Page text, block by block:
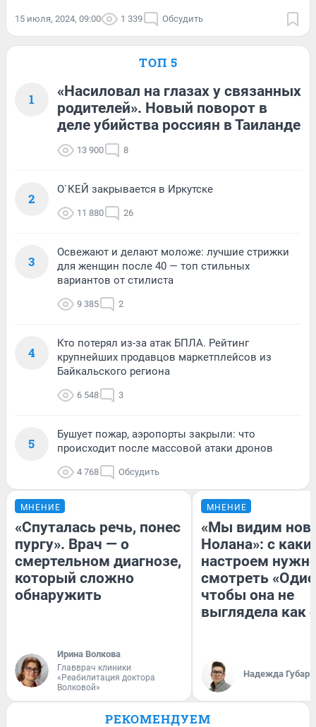
15 июля, 2024, 09:00 1 339 Обсудить
ТОП 5
1
«Насиловал на глазах у связанных
родителей». Новый поворот в
деле убийства россиян в Таиланде
13 900 8
2
О`КЕЙ закрывается в Иркутске
11 880 26
3
Освежают и делают моложе: лучшие стрижки
для женщин после 40 — топ стильных
вариантов от стилиста
9 385 2
4
Кто потерял из-за атак БПЛА. Рейтинг
крупнейших продавцов маркетплейсов из
Байкальского региона
6 548 3
5
Бушует пожар, аэропорты закрыли: что
происходит после массовой атаки дронов
4 768 Обсудить
МНЕНИЕ
«Спуталась речь, понес
пургу». Врач — о
смертельном диагнозе,
который сложно
обнаружить
Ирина Волкова
Главврач клиники
«Реабилитация доктора
Волковой»
МНЕНИЕ
«Мы видим
Нолана»: с
настроем
смотреть
чтобы она не
выглядела как
Надежда Губарь
РЕКОМЕНДУЕМ